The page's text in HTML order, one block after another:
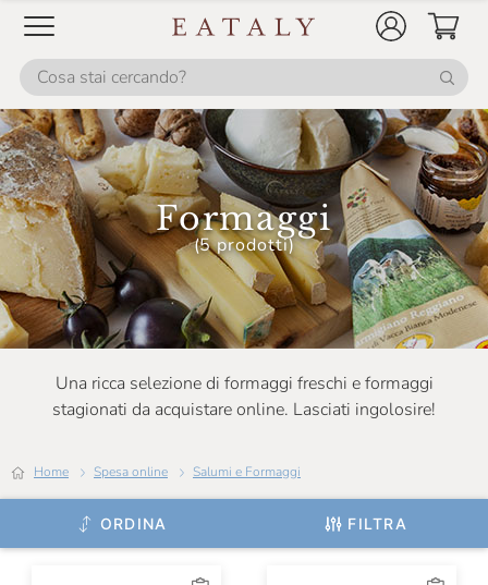
Formaggi
(5 prodotti)
Una ricca selezione di formaggi freschi e formaggi
stagionati da acquistare online. Lasciati ingolosire!
Home Spesa online Salumi e Formaggi
ORDINA FILTRA